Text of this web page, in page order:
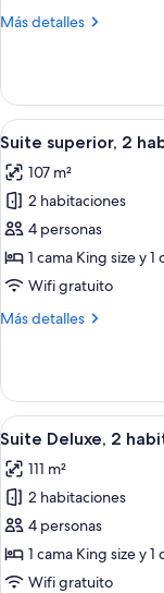
habitación
Más detalles
Más
superior,
habitación
Ver
todas
las
fotos
de
Suite
superior,
habitaciones
5
Suite superior, 2
107 m²
2 habitaciones
4 personas
1 cama King size y
Wifi gratuito
Más detalles
Más
superior,
habitaciones
Ver
todas
las
fotos
de
Suite
Deluxe,
7
Suite Deluxe, 2
111 m²
2 habitaciones
4 personas
1 cama King size y
Wifi gratuito